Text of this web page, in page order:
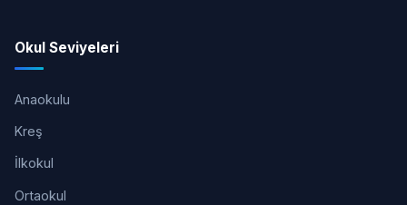
Okul Seviyeleri
Anaokulu
Kreş
İlkokul
Ortaokul